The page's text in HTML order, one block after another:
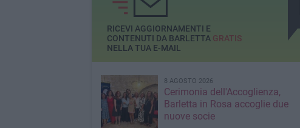
RICEVI AGGIORNAMENTI E
CONTENUTI DA BARLETTA GRATIS
NELLA TUA E-MAIL
8 AGOSTO 2026
Cerimonia dell'Accoglienza,
Barletta in Rosa accoglie due
nuove socie